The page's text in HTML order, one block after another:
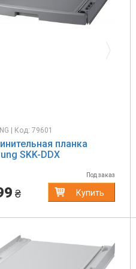
| Код: 79601
планка
SKK-DDX
Под заказ
₴ Купить